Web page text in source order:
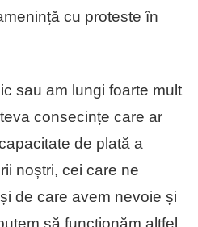
cu proteste în
sau am lungi foarte mult
consecințe care ar
de plată a
noștri, cei care ne
de care avem nevoie și
să funcționăm altfel,